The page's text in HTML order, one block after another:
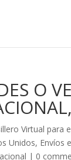
O
Virtual para
Unidos, Envíos
| 0